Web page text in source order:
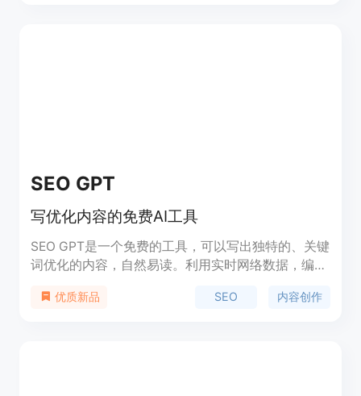
SEO GPT
写优化内容的免费AI工具
SEO GPT是一个免费的工具，可以写出独特的、关键
词优化的内容，自然易读。利用实时网络数据，编写
关键词，生成最终内容，从而使得内容对人和搜索引
优质新品 SEO 内容创作